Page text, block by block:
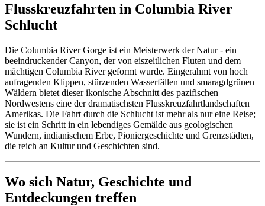
Flusskreuzfahrten in Columbia River
Schlucht
Die Columbia River Gorge ist ein Meisterwerk der Natur - ein
beeindruckender Canyon, der von eiszeitlichen Fluten und dem
mächtigen Columbia River geformt wurde. Eingerahmt von hoch
aufragenden Klippen, stürzenden Wasserfällen und smaragdgrünen
Wäldern bietet dieser ikonische Abschnitt des pazifischen
Nordwestens eine der dramatischsten Flusskreuzfahrtlandschaften
Amerikas. Die Fahrt durch die Schlucht ist mehr als nur eine Reise;
sie ist ein Schritt in ein lebendiges Gemälde aus geologischen
Wundern, indianischem Erbe, Pioniergeschichte und Grenzstädten,
die reich an Kultur und Geschichten sind.
Wo sich Natur, Geschichte und
Entdeckungen treffen